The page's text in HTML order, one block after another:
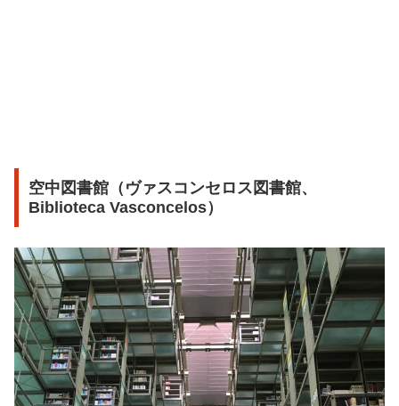
空中図書館（ヴァスコンセロス図書館、
Biblioteca Vasconcelos）